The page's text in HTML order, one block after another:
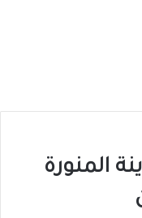
المنورة